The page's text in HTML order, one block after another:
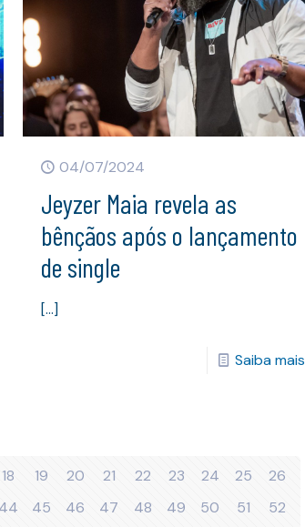
04/07/2024
Jeyzer Maia revela as
bênçãos após o lançamento
de single
[…]
Saiba mais
18 19 20 21 22 23 24 25
26
44 45 46 47 48 49 50 51
52